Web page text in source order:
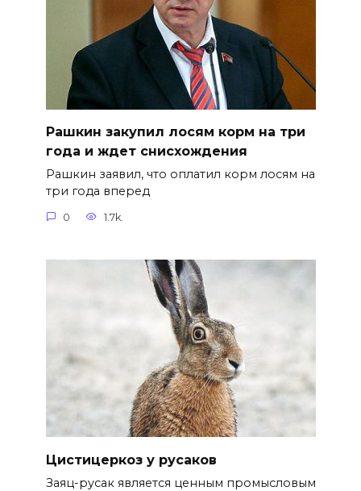
Рашкин закупил лосям корм на три
года и ждет снисхождения
Рашкин заявил, что оплатил корм лосям на
три года вперед
0 1.7k.
Цистицеркоз у русаков
Заяц-русак является ценным промысловым